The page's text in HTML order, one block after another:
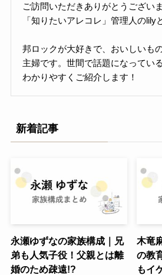
ご訪問いただきありがとうござい
「知りたいアレコレ」管理人のlily
邦ロックが大好きで、おいしいも
主婦です。世間で話題になってい
わかりやすくご紹介します！
新着記事
永瀬ゆずなの家族構成｜兄
弟も人気子役！父親とは離
婚のため疎遠!?
木竜
の教
もイ